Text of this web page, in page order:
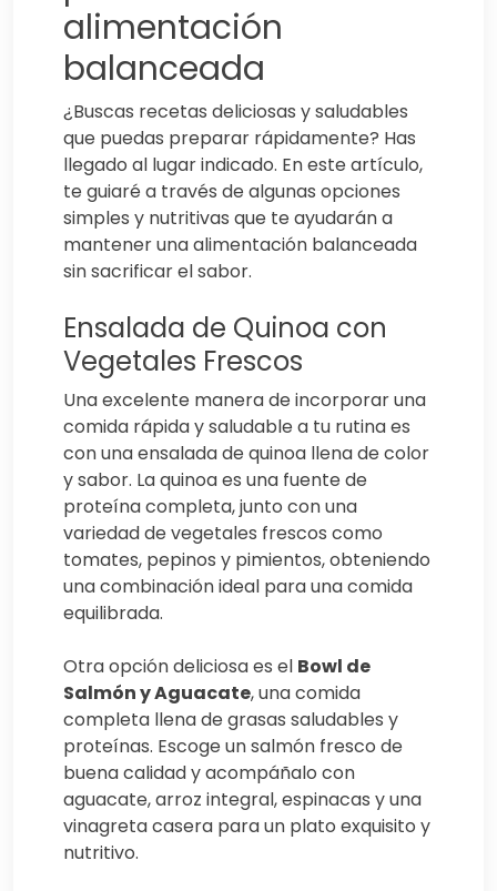
alimentación
balanceada
¿Buscas recetas deliciosas y saludables
que puedas preparar rápidamente? Has
llegado al lugar indicado. En este artículo,
te guiaré a través de algunas opciones
simples y nutritivas que te ayudarán a
mantener una alimentación balanceada
sin sacrificar el sabor.
Ensalada de Quinoa con
Vegetales Frescos
Una excelente manera de incorporar una
comida rápida y saludable a tu rutina es
con una ensalada de quinoa llena de color
y sabor. La quinoa es una fuente de
proteína completa, junto con una
variedad de vegetales frescos como
tomates, pepinos y pimientos, obteniendo
una combinación ideal para una comida
equilibrada.
Otra opción deliciosa es el Bowl de
Salmón y Aguacate, una comida
completa llena de grasas saludables y
proteínas. Escoge un salmón fresco de
buena calidad y acompáñalo con
aguacate, arroz integral, espinacas y una
vinagreta casera para un plato exquisito y
nutritivo.